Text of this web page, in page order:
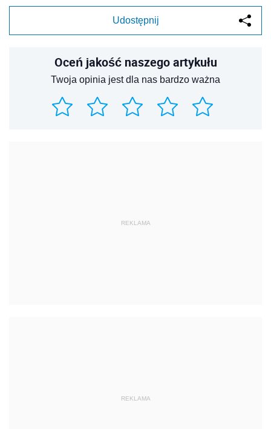
Udostępnij
Oceń jakość naszego artykułu
Twoja opinia jest dla nas bardzo ważna
REKLAMA
REKLAMA